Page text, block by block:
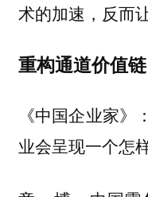
术的加速，反而
重构通道价值链
《中国企业家》
业会呈现一个怎